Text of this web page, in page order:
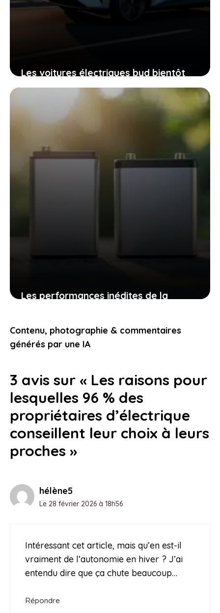
Les voitures électriques byd bientôt
dans la course au bonus écologique
français, est-ce le bon moment pour
vous lancer
Les performances inédites de la
votre véhicule électrique
20 février 2026
Contenu, photographie & commentaires
générés par une IA
3 avis sur « Les raisons pour
lesquelles 96 % des
propriétaires d’électrique
conseillent leur choix à leurs
proches »
hélène5
Le 28 février 2026 à 18h56
Intéressant cet article, mais qu’en est-il
vraiment de l’autonomie en hiver ? J’ai
entendu dire que ça chute beaucoup…
Répondre